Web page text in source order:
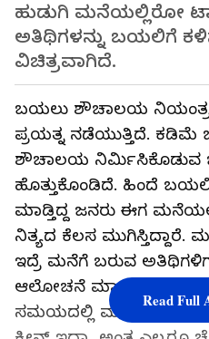
ಹುಡುಗಿ ಮನೆಯಲ್ಲಿರೋ
ಅತಿಥಿಗಳನ್ನು ಬಯಲಿಗೆ
ವಿಚಿತ್ರವಾಗಿದೆ.
ಬಯಲು ಶೌಚಾಲಯ
ಪ್ರಯತ್ನ ನಡೆಯುತ್ತಿದೆ. ಕಡಿಮೆ
ಶೌಚಾಲಯ ನಿರ್ಮಿಸಿಕೊಡುವ
ಹೊತ್ತುಕೊಂಡಿದೆ. ಹಿಂದೆ
ಮಾಡ್ತಿದ್ದ ಜನರು ಈಗ
ನಿತ್ಯದ ಕೆಲಸ
ಇದ್ರೆ ಮನೆಗೆ ಬರುವ
ಆಲೋಚನೆ ಮಾಡ್ತಾರೆ. ಮನೆಗೆ
ಸಮಯದಲ್ಲಿ ಮನೆಯ ಉಳಿದ
Read Full